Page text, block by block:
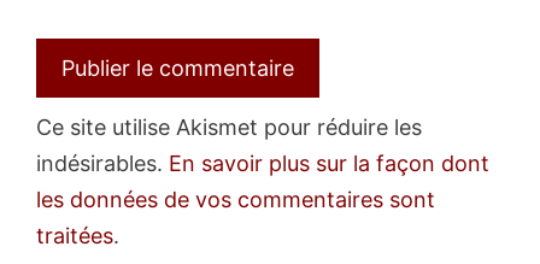
Ce site utilise Akismet pour réduire les
indésirables. En savoir plus sur la façon dont
les données de vos commentaires sont
traitées.